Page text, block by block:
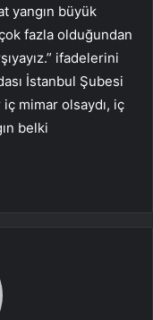
yangın büyük
fazla olduğundan
ifadelerini
İstanbul Şubesi
mimar olsaydı, iç
belki